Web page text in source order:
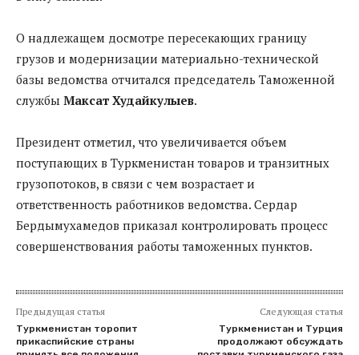
О надлежащем досмотре пересекающих границу
грузов и модернизации материально-технической
базы ведомства отчитался председатель Таможенной
службы Максат Худайкулыев.
Президент отметил, что увеличивается объем
поступающих в Туркменистан товаров и транзитных
грузопотоков, в связи с чем возрастает и
ответственность работников ведомства. Сердар
Бердымухамедов приказал контролировать процесс
совершенствования работы таможенных пунктов.
Предыдущая статья
Туркменистан торопит
прикаспийские страны
Следующая статья
Туркменистан и Турция
продолжают обсуждать